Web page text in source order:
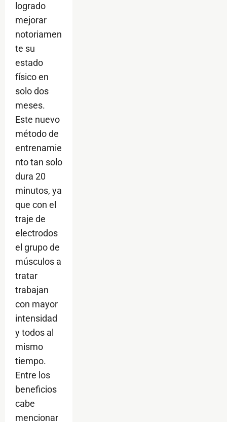
logrado
mejorar
notoriamen
te su
estado
físico en
solo dos
meses.
Este nuevo
método de
entrenamie
nto tan solo
dura 20
minutos, ya
que con el
traje de
electrodos
el grupo de
músculos a
tratar
trabajan
con mayor
intensidad
y todos al
mismo
tiempo.
Entre los
beneficios
cabe
mencionar